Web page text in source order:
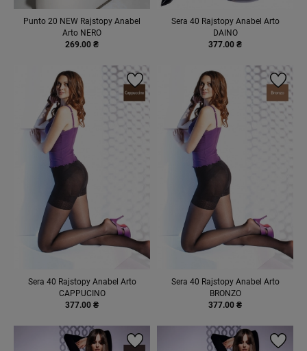
Punto 20 NEW Rajstopy Anabel
Arto NERO
269.00 ₴
Sera 40 Rajstopy Anabel Arto
DAINO
377.00 ₴
Sera 40 Rajstopy Anabel Arto
CAPPUCINO
377.00 ₴
Sera 40 Rajstopy Anabel Arto
BRONZO
377.00 ₴